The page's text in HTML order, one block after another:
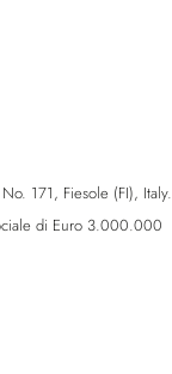
171, Fiesole (FI), Italy.
di Euro 3.000.000